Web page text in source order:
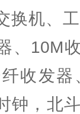
换机、
、10M
收发
钟，北